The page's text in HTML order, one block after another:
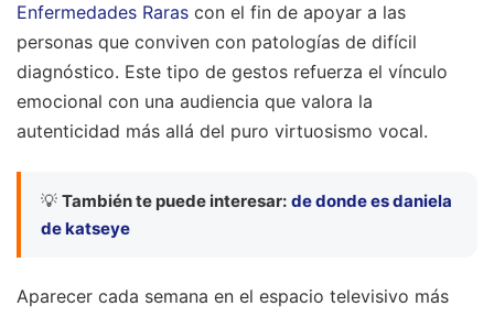
Enfermedades Raras con el fin de apoyar a las
personas que conviven con patologías de difícil
diagnóstico. Este tipo de gestos refuerza el vínculo
emocional con una audiencia que valora la
autenticidad más allá del puro virtuosismo vocal.
💡 También te puede interesar: de donde es daniela
de katseye
Aparecer cada semana en el espacio televisivo más